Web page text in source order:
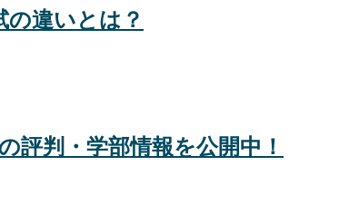
の違いとは？
評判・学部情報を公開中！